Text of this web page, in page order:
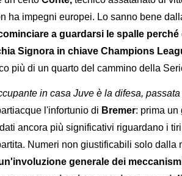
ha impegni europei. Lo sanno bene
a guardarsi le spalle
Signora in chiave Champions
più di un quarto del cammino della
in casa Juve è la difesa,
l'infortunio di Bremer: prima un
ancora più significativi riguardano i
Numeri non giustificabili solo dalla
generale dei